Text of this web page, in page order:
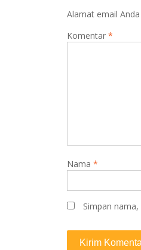
Alamat email
Komentar *
Nama *
Simpan